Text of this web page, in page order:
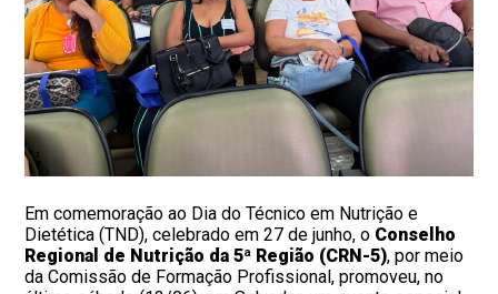
Em comemoração ao Dia do Técnico em Nutrição e
Dietética (TND), celebrado em 27 de junho, o Conselho
Regional de Nutrição da 5ª Região (CRN-5), por meio
da Comissão de Formação Profissional, promoveu, no